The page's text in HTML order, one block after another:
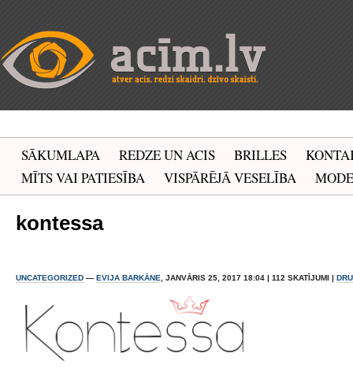
SĀKUMLAPA REDZE UN ACIS BRILLES
MĪTS VAI PATIESĪBA
VISPĀRĒJĀ VESELĪBA MODE
kontessa
UNCATEGORIZED — EVIJA BARKĀNE , JANVĀRIS 25, 2017 18:04 | 112 SKATĪJUMI |